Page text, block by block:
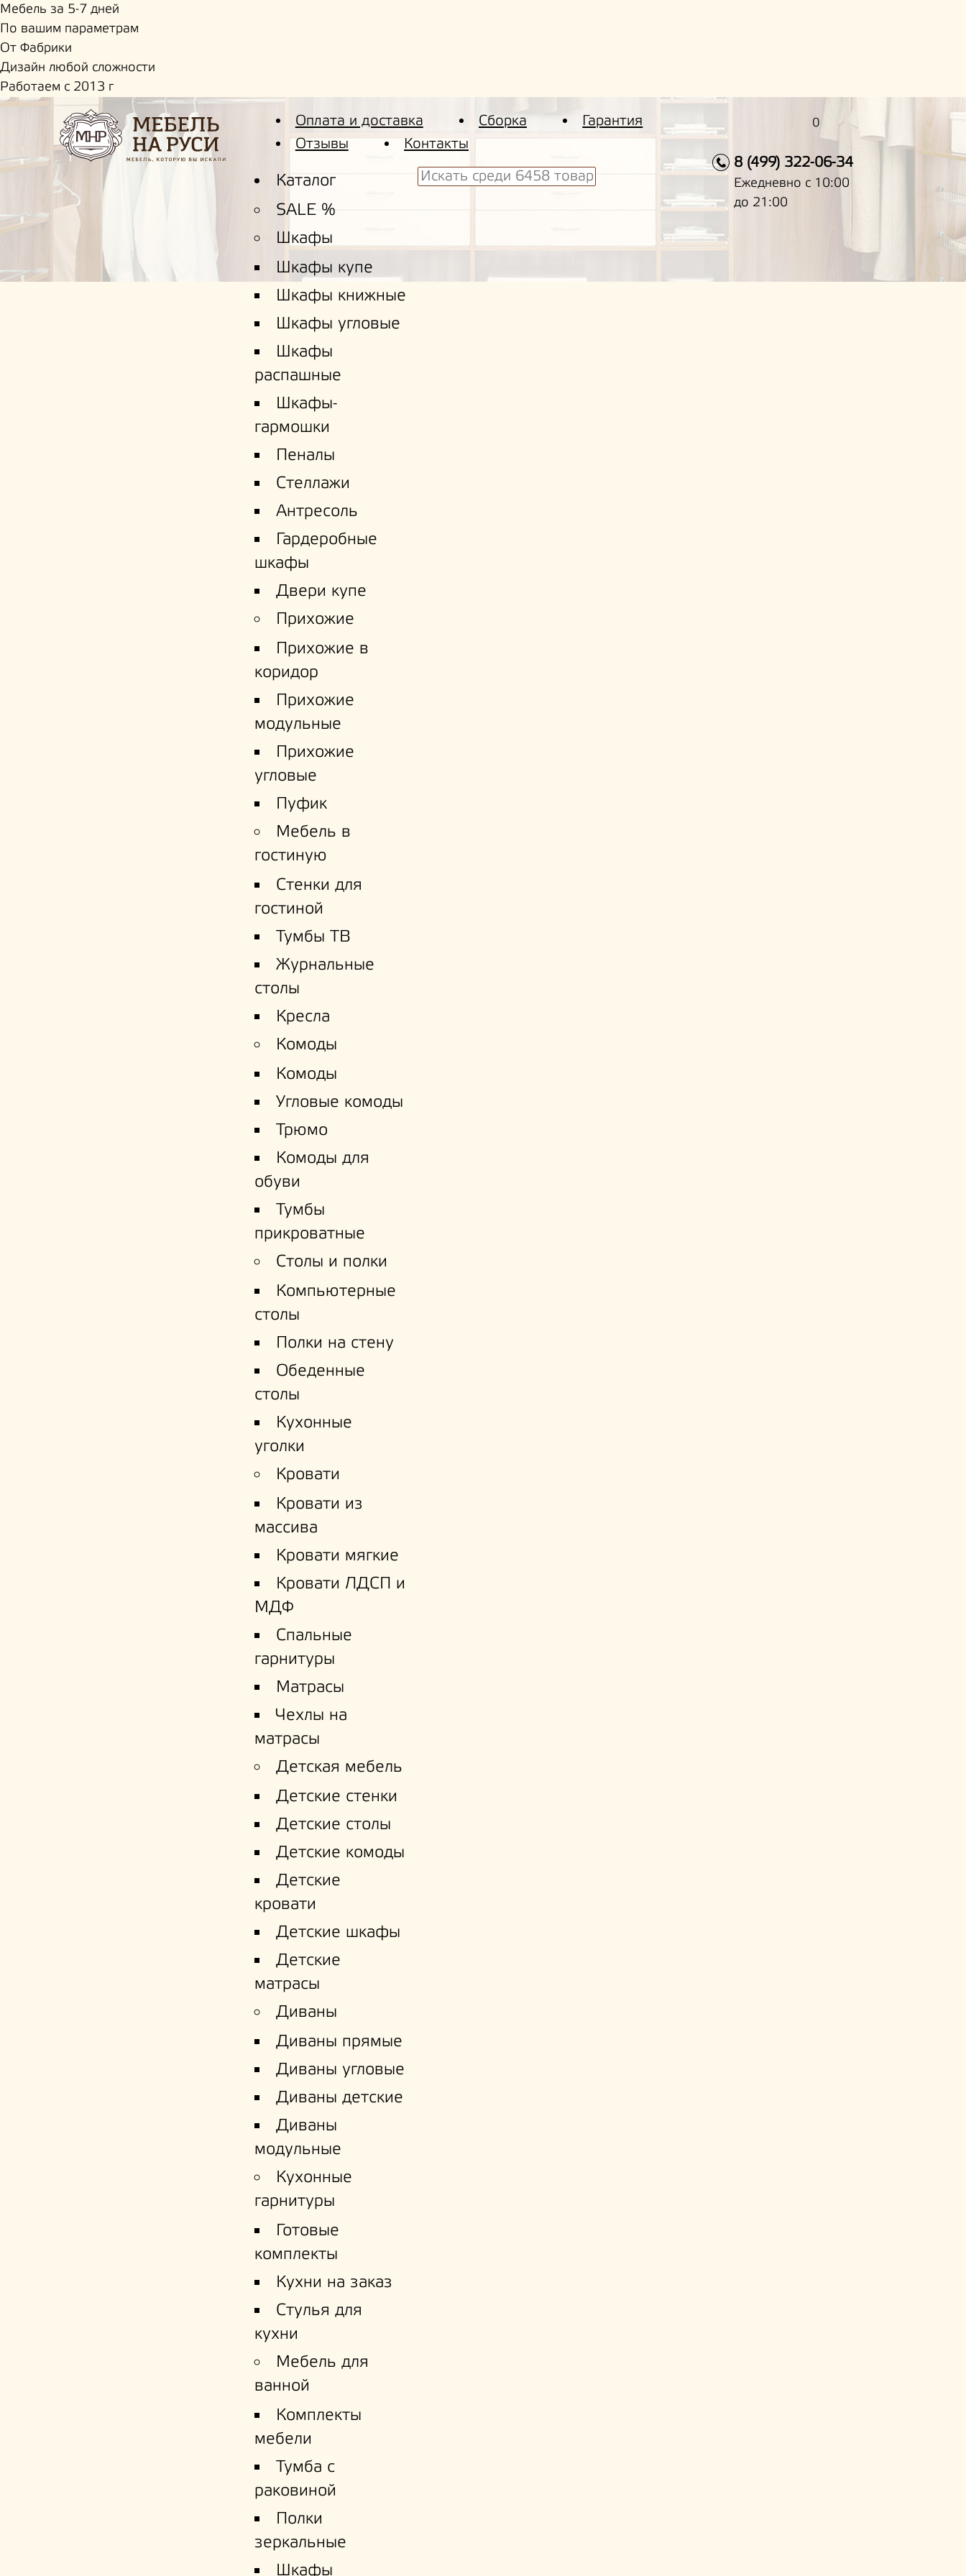
Мебель за 5-7 дней
По вашим параметрам
От Фабрики
Дизайн любой сложности
Работаем с 2013 г
Оплата и доставка Сборка
Гарантия
Отзывы
Контакты
Каталог
SALE %
Шкафы
Шкафы купе
Шкафы книжные
Шкафы угловые
Шкафы
распашные
Шкафы-
гармошки
Пеналы
Стеллажи
Антресоль
Гардеробные
шкафы
Двери купе
Прихожие
Прихожие в
коридор
Прихожие
модульные
Прихожие
угловые
Пуфик
Мебель в
гостиную
Стенки для
гостиной
Тумбы ТВ
Журнальные
столы
Кресла
Комоды
Комоды
Угловые комоды
Трюмо
Комоды для
обуви
Тумбы
прикроватные
Столы и полки
Компьютерные
столы
Полки на стену
Обеденные
столы
Кухонные
уголки
Кровати
Кровати из
массива
Кровати мягкие
Кровати ЛДСП и
МДФ
Спальные
гарнитуры
Матрасы
Чехлы на
матрасы
Детская мебель
Детские стенки
Детские столы
Детские комоды
Детские
кровати
Детские шкафы
Детские
матрасы
Диваны
Диваны прямые
Диваны угловые
Диваны детские
Диваны
модульные
Кухонные
гарнитуры
Готовые
комплекты
Кухни на заказ
Стулья для
кухни
Мебель для
ванной
Комплекты
мебели
Тумба с
раковиной
Полки
зеркальные
Шкафы
0
8 (499) 322-06-34
Ежедневно с 10:00
до 21:00